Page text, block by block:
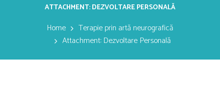
ATTACHMENT: DEZVOLTARE PERSONALĂ
Home
Terapie prin artă neurografică
Attachment: Dezvoltare Personală